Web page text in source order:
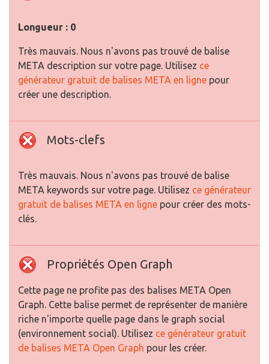
Longueur : 0
Très mauvais. Nous n'avons pas trouvé de balise
META description sur votre page. Utilisez ce
générateur gratuit de balises META en ligne pour
créer une description.
Mots-clefs
Très mauvais. Nous n'avons pas trouvé de balise
META keywords sur votre page. Utilisez ce générateur
gratuit de balises META en ligne pour créer des mots-
clés.
Propriétés Open Graph
Cette page ne profite pas des balises META Open
Graph. Cette balise permet de représenter de manière
riche n'importe quelle page dans le graph social
(environnement social). Utilisez ce générateur gratuit
de balises META Open Graph pour les créer.